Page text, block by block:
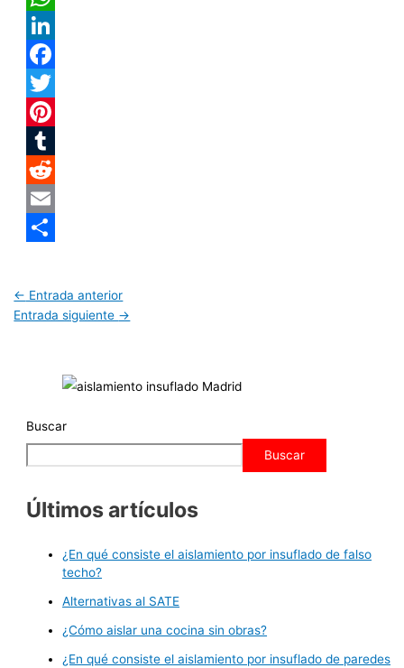
WhatsApp
LinkedIn
Facebook
Twitter
Pinterest
Tumblr
Reddit
Email
← Entrada anterior
Entrada siguiente →
Buscar
Buscar
Últimos artículos
¿En qué consiste el aislamiento por insuflado de falso
techo?
Alternativas al SATE
¿Cómo aislar una cocina sin obras?
¿En qué consiste el aislamiento por insuflado de paredes